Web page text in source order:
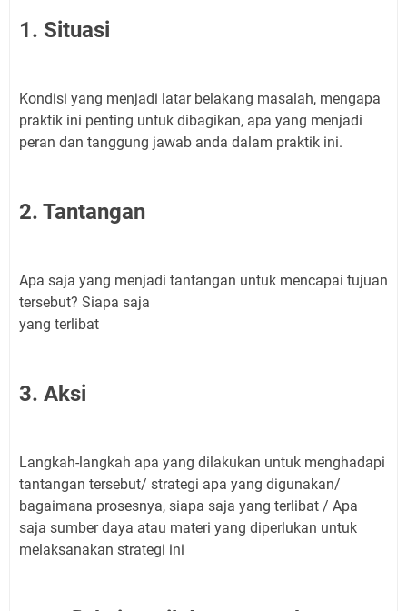
1. Situasi
Kondisi yang menjadi latar belakang masalah, mengapa
praktik ini penting untuk dibagikan, apa yang menjadi
peran dan tanggung jawab anda dalam praktik ini.
2. Tantangan
Apa saja yang menjadi tantangan untuk mencapai tujuan
tersebut? Siapa saja
yang terlibat
3. Aksi
Langkah-langkah apa yang dilakukan untuk menghadapi
tantangan tersebut/ strategi apa yang digunakan/
bagaimana prosesnya, siapa saja yang terlibat / Apa
saja sumber daya atau materi yang diperlukan untuk
melaksanakan strategi ini